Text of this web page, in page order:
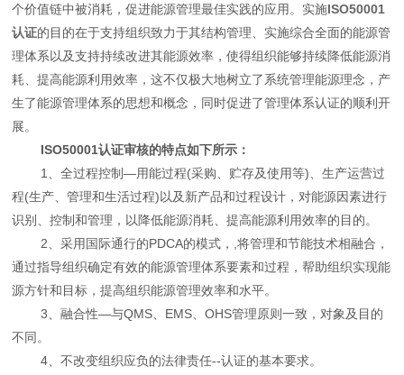
个价值链中被消耗，促进能源管理最佳实践的应用。实施ISO50001
认证的目的在于支持组织致力于其结构管理、实施综合全面的能源管
理体系以及支持持续改进其能源效率，使得组织能够持续降低能源消
耗、提高能源利用效率，这不仅极大地树立了系统管理能源理念，产
生了能源管理体系的思想和概念，同时促进了管理体系认证的顺利开
展。
ISO50001认证审核的特点如下所示：
1、全过程控制—用能过程(采购、贮存及使用等)、生产运营过
程(生产、管理和生活过程)以及新产品和过程设计，对能源因素进行
识别、控制和管理，以降低能源消耗、提高能源利用效率的目的。
2、采用国际通行的PDCA的模式，,将管理和节能技术相融合，
通过指导组织确定有效的能源管理体系要素和过程，帮助组织实现能
源方针和目标，提高组织能源管理效率和水平。
3、融合性—与QMS、EMS、OHS管理原则一致，对象及目的
不同。
4、不改变组织应负的法律责任--认证的基本要求。